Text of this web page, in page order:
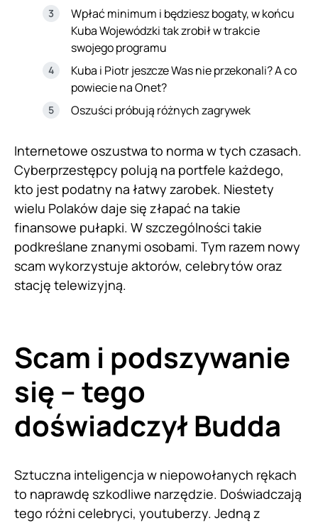
Wpłać minimum i będziesz bogaty, w końcu
Kuba Wojewódzki tak zrobił w trakcie
swojego programu
Kuba i Piotr jeszcze Was nie przekonali? A co
powiecie na Onet?
Oszuści próbują różnych zagrywek
Internetowe oszustwa to norma w tych czasach.
Cyberprzestępcy polują na portfele każdego,
kto jest podatny na łatwy zarobek. Niestety
wielu Polaków daje się złapać na takie
finansowe pułapki. W szczególności takie
podkreślane znanymi osobami. Tym razem nowy
scam wykorzystuje aktorów, celebrytów oraz
stację telewizyjną.
Scam i podszywanie
się – tego
doświadczył Budda
Sztuczna inteligencja w niepowołanych rękach
to naprawdę szkodliwe narzędzie. Doświadczają
tego różni celebryci, youtuberzy. Jedną z